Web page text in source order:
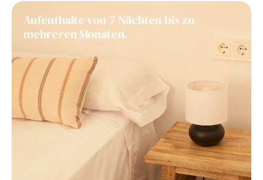
Aufenthalte von 7 Nächten bis zu
mehreren Monaten.